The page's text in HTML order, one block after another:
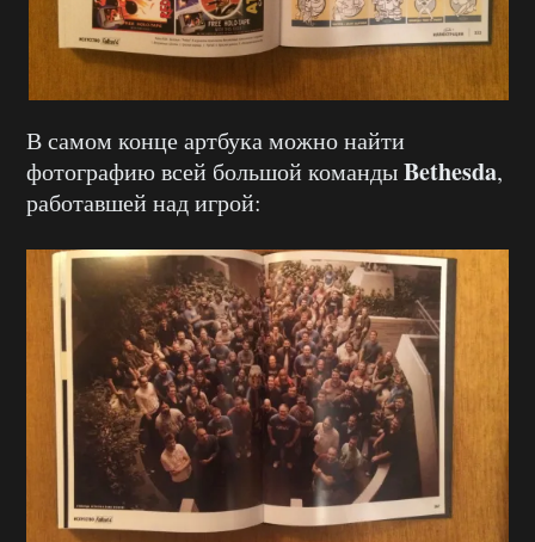
В самом конце артбука можно найти
фотографию всей большой командыBethesda,
работавшей над игрой: